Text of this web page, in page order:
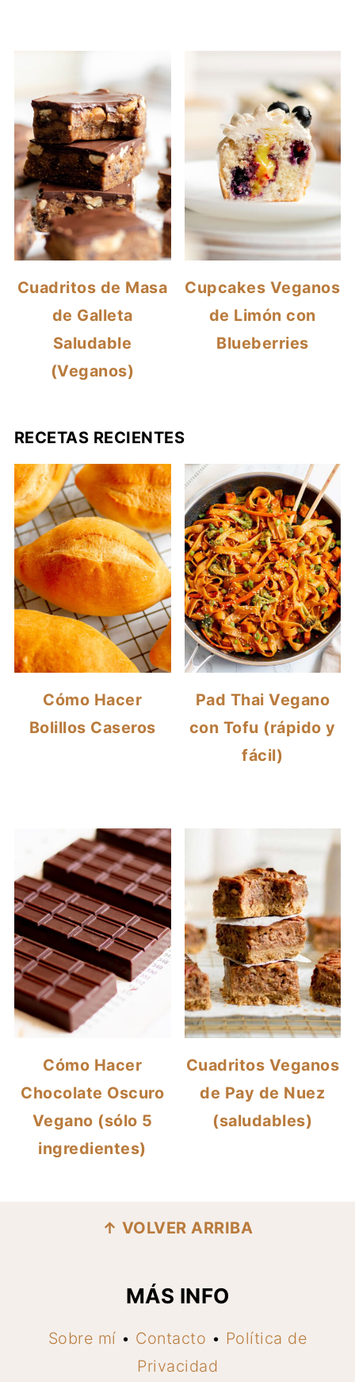
Cuadritos de Masa
de Galleta
Saludable
(Veganos)
Cupcakes Veganos
de Limón con
Blueberries
RECETAS RECIENTES
Cómo Hacer
Bolillos Caseros
Pad Thai Vegano
con Tofu (rápido y
fácil)
Cómo Hacer
Chocolate Oscuro
Vegano (sólo 5
ingredientes)
Cuadritos Veganos
de Pay de Nuez
(saludables)
↑ VOLVER ARRIBA
MÁS INFO
Sobre mí • Contacto • Política de
Privacidad